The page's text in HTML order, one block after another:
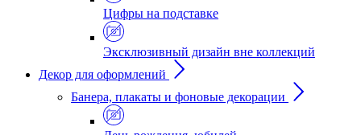
Цифры на подставке
Эксклюзивный дизайн вне коллекций
Декор для оформлений
Банера, плакаты и фоновые декорации